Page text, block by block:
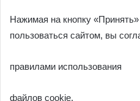
Нажимая на кнопку
пользоваться сайтом, вы
правилами использования
файлов cookie.